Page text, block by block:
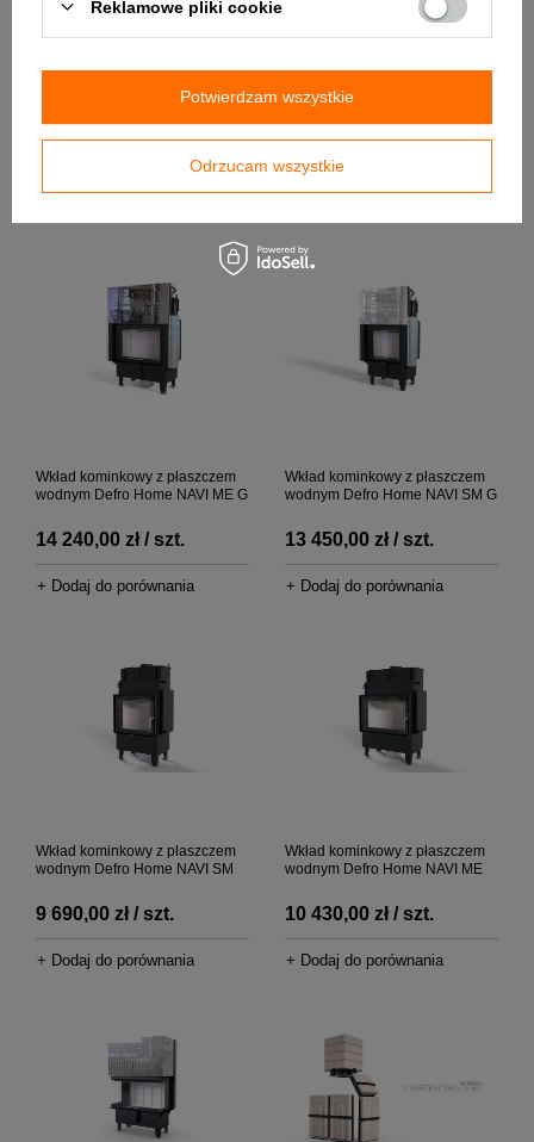
wodnym Defro Home RIVA LA
SHORT
wodnym Defro Home RIVA SM
SHORT
10 950,00 zł / szt.
Wkład kominkowy z płaszczem
wodnym Defro Home NAVI ME G
14 240,00 zł / szt.
+ Dodaj do porównania
Wkład kominkowy z płaszczem
wodnym Defro Home NAVI SM G
13 450,00 zł / szt.
+ Dodaj do porównania
Wkład kominkowy z płaszczem
wodnym Defro Home NAVI SM
9 690,00 zł / szt.
+ Dodaj do porównania
Wkład kominkowy z płaszczem
wodnym Defro Home NAVI ME
10 430,00 zł / szt.
+ Dodaj do porównania
Reklamowe pliki cookie
Odrzucam wszystkie
Potwierdzam wszystkie